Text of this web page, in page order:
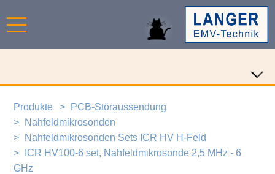
Produkte
PCB-Störaussendung
Nahfeldmikrosonden
Nahfeldmikrosonden Sets ICR HV H-Feld
ICR HV100-6 set, Nahfeldmikrosonde 2,5 MHz - 6
GHz